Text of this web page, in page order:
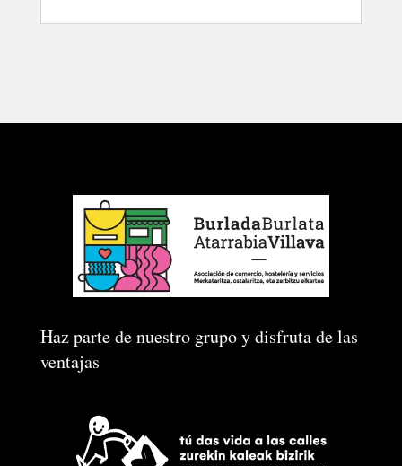
Haz parte de nuestro grupo y disfruta de las
ventajas